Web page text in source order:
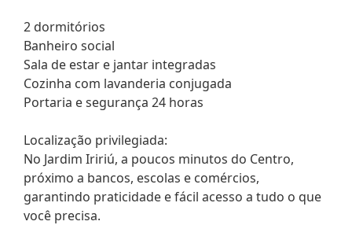
2 dormitórios
Banheiro social
Sala de estar e jantar integradas
Cozinha com lavanderia conjugada
Portaria e segurança 24 horas
Localização privilegiada:
No Jardim Iririú, a poucos minutos do Centro,
próximo a bancos, escolas e comércios,
garantindo praticidade e fácil acesso a tudo o que
você precisa.